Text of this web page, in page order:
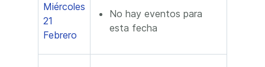
Miércoles
21
Febrero
No hay eventos para
esta fecha